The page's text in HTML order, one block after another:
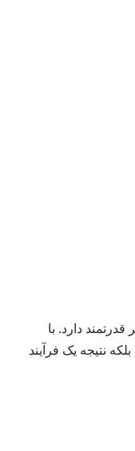
دارد. با
نتیجه یک فرآیند